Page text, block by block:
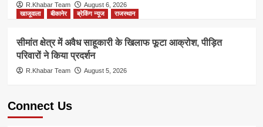
R.Khabar Team
August 6, 2026
खाजूवाला
बीकानेर ब्रेकिंग न्यूज राजस्थान
सीमांत क्षेत्र में अवैध साहूकारी के खिलाफ फूटा आक्रोश, पीड़ित
परिवारों ने किया प्रदर्शन
R.Khabar Team August 5, 2026
Connect Us